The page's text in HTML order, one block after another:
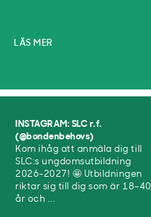
LÄS MER
INSTAGRAM: SLC r.f.
(@bondenbehovs)
Kom ihåg att anmäla dig till
SLC:s ungdomsutbildning
2026-2027! 🤩 Utbildningen
riktar sig till dig som är 18–40
år och ...